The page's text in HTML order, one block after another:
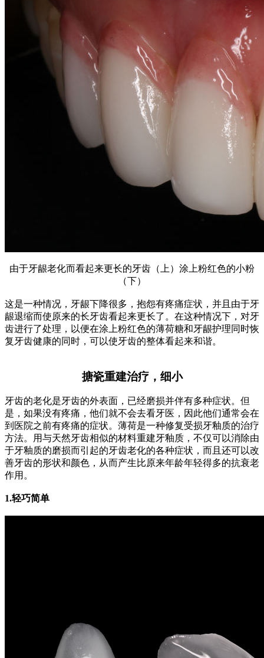
由于牙龈老化而看起来更长的牙齿（上）涂上粉红色的小粉
（下）
这是一种情况，牙龈下降很多，抱怨有疼痛症状，并且由于牙
龈退缩而使原来的长牙齿看起来更长了。在这种情况下，对牙
齿进行了处理，以便在涂上粉红色的薄荷糖和牙龈护理同时恢
复牙齿健康的同时，可以使牙齿的整体看起来和谐。
搪瓷重建治疗，细小
牙齿的老化是牙齿的外表面，已经磨损并伴有多种症状。 但
是，如果没有疼痛，他们就不会去看牙医，因此他们通常会在
到医院之前有疼痛的症状。 薄荷是一种修复受损牙釉质的治疗
方法。
用与天然牙齿相似的材料重建牙釉质，不仅可以消除由
于牙釉质的磨损而引起的牙齿老化的各种症状，而且还可以改
善牙齿的形状和颜色，从而产生比原来年龄年轻得多的抗衰老
作用。
1.轻巧简单